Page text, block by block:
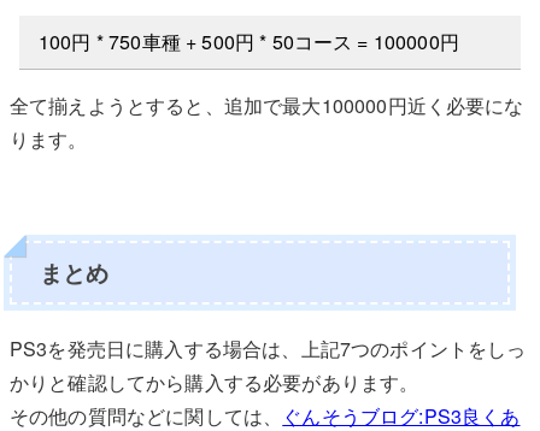
100円 * 750車種 + 500円 * 50コース = 100000円
全て揃えようとすると、追加で最大100000円近く必要にな
ります。
まとめ
PS3を発売日に購入する場合は、上記7つのポイントをしっ
かりと確認してから購入する必要があります。
その他の質問などに関しては、
ぐんそうブログ:PS3良くあ